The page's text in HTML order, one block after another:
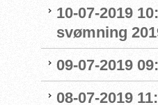
10-07-2019
svømning
09-07-2019
08-07-2019